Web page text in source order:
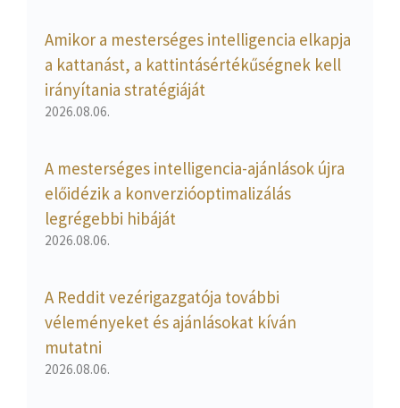
Amikor a mesterséges intelligencia elkapja
a kattanást, a kattintásértékűségnek kell
irányítania stratégiáját
2026.08.06.
A mesterséges intelligencia-ajánlások újra
előidézik a konverzióoptimalizálás
legrégebbi hibáját
2026.08.06.
A Reddit vezérigazgatója további
véleményeket és ajánlásokat kíván
mutatni
2026.08.06.